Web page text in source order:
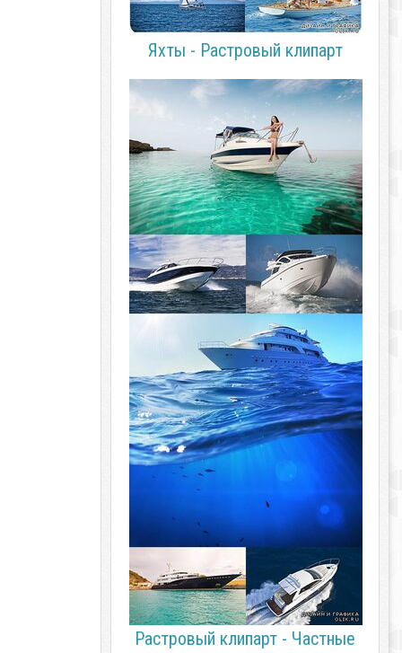
Яхты - Растровый клипарт
Растровый клипарт - Частные